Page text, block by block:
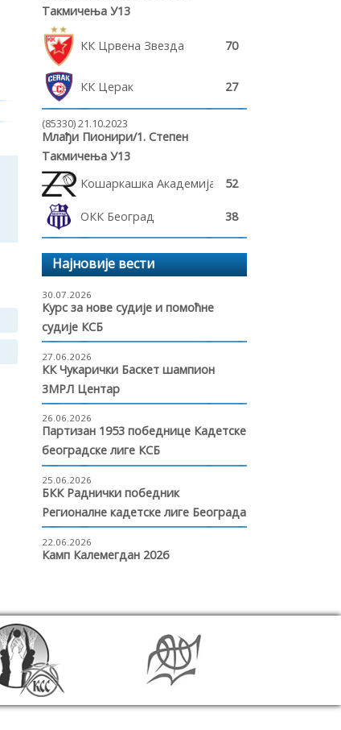
Такмичења У13
КК Црвена Звезда 70
КК Церак 27
(85330) 21.10.2023
Млађи Пионири/1. Степен
Такмичења У13
Кошаркашка Академија Ребрача
52
ОКК Београд 38
Најновије вести
30.07.2026
Курс за нове судије и помоћне
судије КСБ
27.06.2026
КК Чукарички Баскет шампион
3МРЛ Центар
26.06.2026
Партизан 1953 победнице Кадетске
београдске лиге КСБ
25.06.2026
БКК Раднички победник
Регионалне кадетске лиге Београда
22.06.2026
Камп Калемегдан 2026